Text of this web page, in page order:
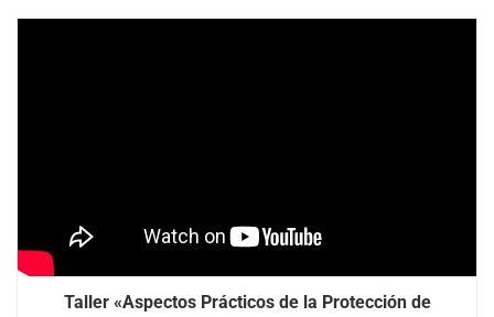
Taller «Aspectos Prácticos de la Protección de